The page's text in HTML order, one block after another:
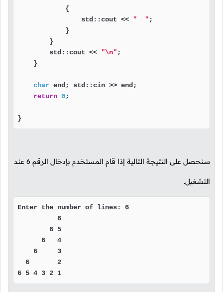
            {
                std::cout <<
"  " ;
            }
        }
        std::cout <<
"\n" ;
    }
char end; std::cin >> end;
return 0;
}
سنحصل على النتيجة التالية إذا قام المستخدم بإدخال الرقم 6 عند
التشغيل.
Enter the number of lines: 6
          6
        6 5
      6   4
    6     3
  6       2
6 5 4 3 2 1